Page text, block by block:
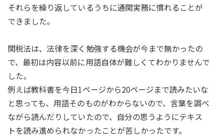
それらを繰り返しているうちに通関実務に慣れることが
できました。
関税法は、法律を深く勉強する機会が今まで無かったの
で、最初は内容以前に用語自体が難しくてわかりませんで
した。
例えば教科書を今日1ページから20ページまで読みたいな
と思っても、用語そのものがわからないので、言葉を調べ
ながら読んだりしていたので、自分の思うようにテキス
トを読み進められなかったことが苦しかったです。